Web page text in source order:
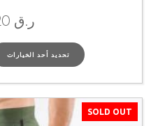
ر.ق
تحديد أحد الخيارات
SOLD OUT